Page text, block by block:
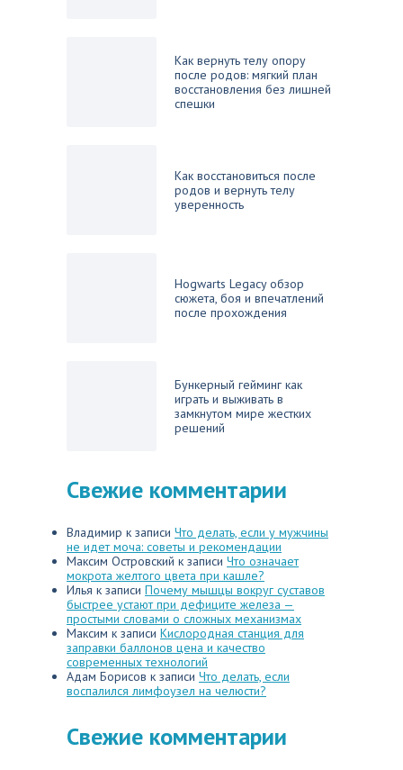
Как вернуть телу опору
после родов: мягкий план
восстановления без лишней
спешки
Как восстановиться после
родов и вернуть телу
уверенность
Hogwarts Legacy обзор
сюжета, боя и впечатлений
после прохождения
Бункерный гейминг как
играть и выживать в
замкнутом мире жестких
решений
Свежие комментарии
Владимир к записи Что делать, если у мужчины
не идет моча: советы и рекомендации
Максим Островский к записи Что означает
мокрота желтого цвета при кашле?
Илья к записи Почему мышцы вокруг суставов
быстрее устают при дефиците железа —
простыми словами о сложных механизмах
Максим к записи Кислородная станция для
заправки баллонов цена и качество
современных технологий
Адам Борисов к записи Что делать, если
воспалился лимфоузел на челюсти?
Свежие комментарии